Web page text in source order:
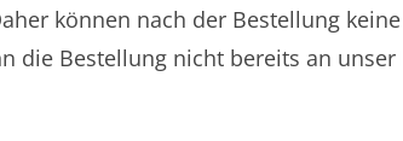
können nach der Bestellung
die Bestellung nicht bereits an unser